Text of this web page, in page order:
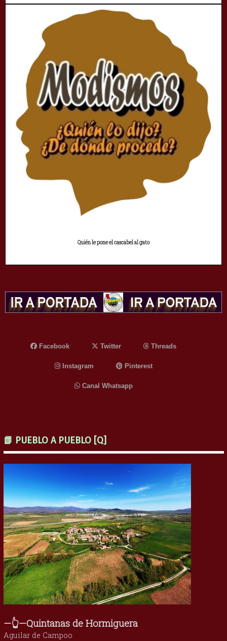
Quién le pone el cascabel al gato
Facebook Twitter Threads
Instagram Pinterest
Canal Whatsapp
📗 PUEBLO A PUEBLO [Q]
—👆—Quintanas de Hormiguera
Aguilar de Campoo